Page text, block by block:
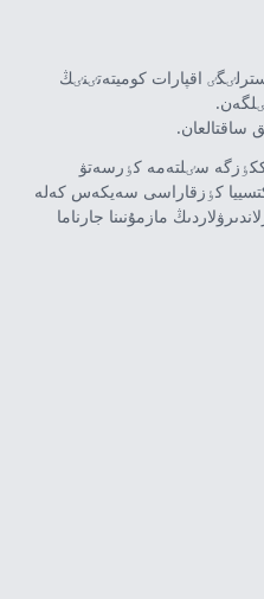
اقپارات كوميتەتٸنٸڭ
ساقتالعان.
سٸلتەمە كٶرسەتۋ
كٶزقاراسى سەيكەس كەلە
مازمۇنىنا جارناما